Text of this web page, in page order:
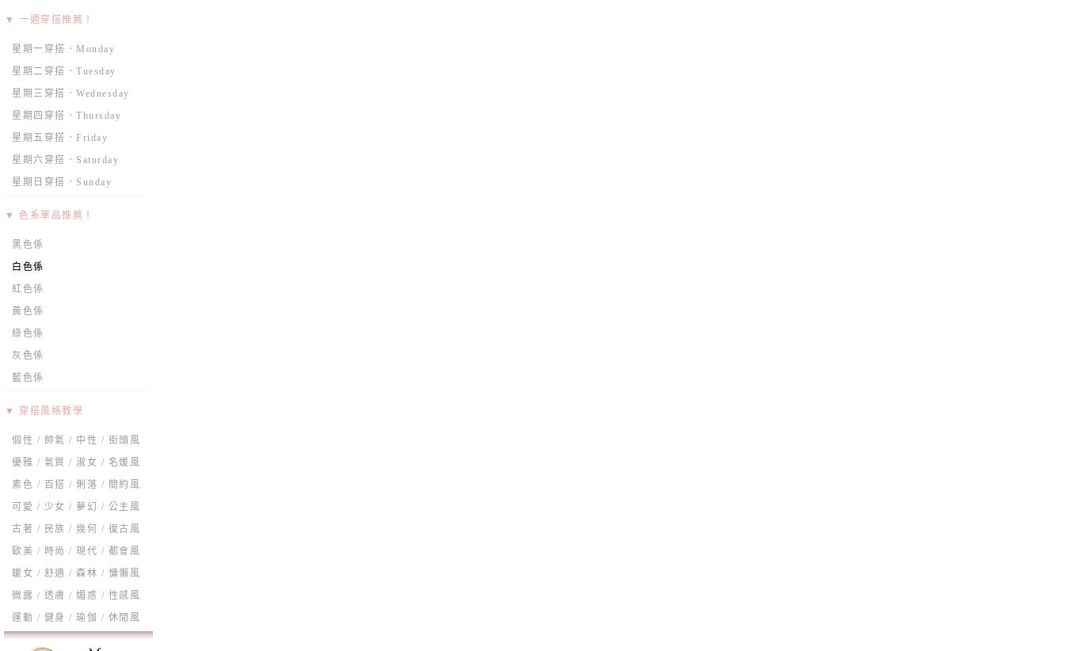
▼ 一週穿搭推薦！
星期一穿搭．Monday
星期二穿搭．Tuesday
星期三穿搭．Wednesday
星期四穿搭．Thursday
星期五穿搭．Friday
星期六穿搭．Saturday
星期日穿搭．Sunday
▼ 色系單品推薦！
黑色係
白色係
紅色係
黃色係
綠色係
灰色係
藍色係
▼ 穿搭風格教學
個性 / 帥氣 / 中性 / 街頭風
優雅 / 氣質 / 淑女 / 名媛風
素色 / 百搭 / 俐落 / 簡約風
可愛 / 少女 / 夢幻 / 公主風
古著 / 民族 / 幾何 / 復古風
歐美 / 時尚 / 現代 / 都會風
暖女 / 舒適 / 森林 / 慵懶風
微露 / 透膚 / 媚惑 / 性感風
運動 / 健身 / 瑜伽 / 休閒風